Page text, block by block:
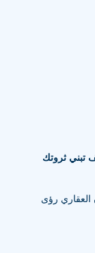
في مصر 2025: كيف تبني ثروتك
العقاري رؤى